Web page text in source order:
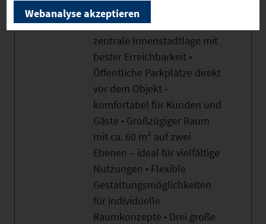
gepflegten, zeitgemäßen
Zustand. • Attraktive,
zentrale Innenstadtlage mit
bester Erreichbarkeit •
Öffentliche Parkplätze direkt
vor dem Objekt –
komfortabel für Kunden und
Gäste • Großzügiger Raum
mit ca. 60 m² auf zwei
Ebenen – ideal für vielfältige
Nutzungen • Flexible
Gestaltungsmöglichkeiten
für individuelle
Raumkonzepte • Drei große
Webanalyse akzeptieren